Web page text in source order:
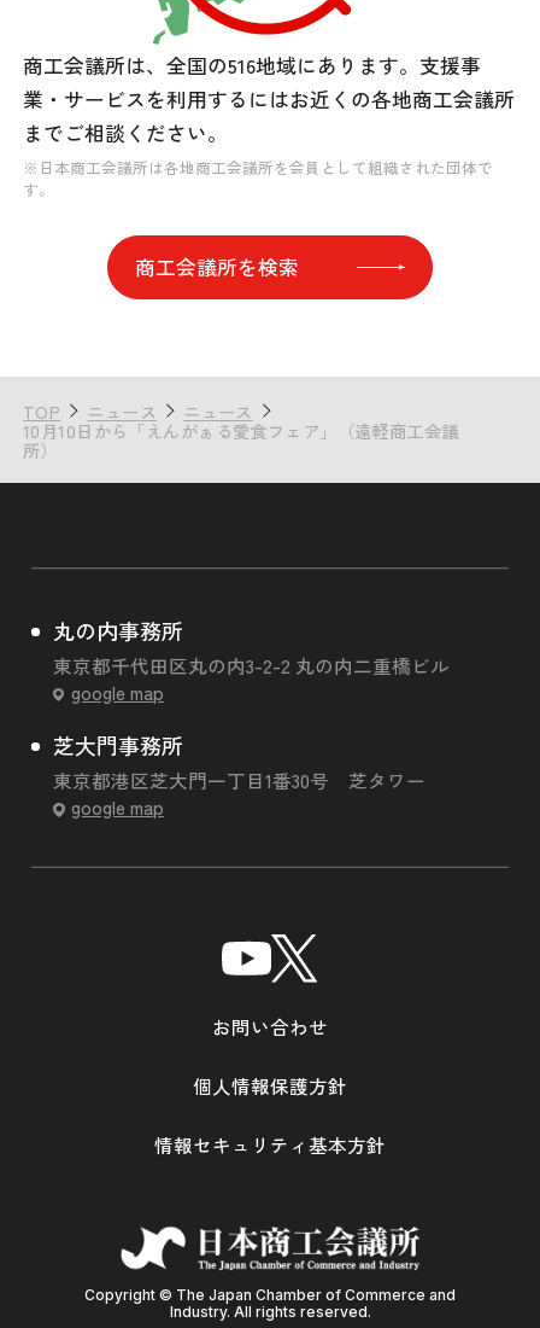
商工会議所は、全国の516地域にあります。 支援事
業・サービスを利用するにはお近くの各地商工会議所
までご相談ください。
※日本商工会議所は各地商工会議所を会員として組織された団体で
す。
商工会議所を検索
TOP ニュース ニュース
10月10日から「えんがぁる愛食フェア」（遠軽商工会議
所）
丸の内事務所
東京都千代田区丸の内3-2-2 丸の内二重橋ビル
google map
芝大門事務所
東京都港区芝大門一丁目1番30号 芝タワー
google map
Copyright © The Japan Chamber of Commerce and
Industry. All rights reserved.
お問い合わせ
個人情報保護方針
情報セキュリティ基本方針